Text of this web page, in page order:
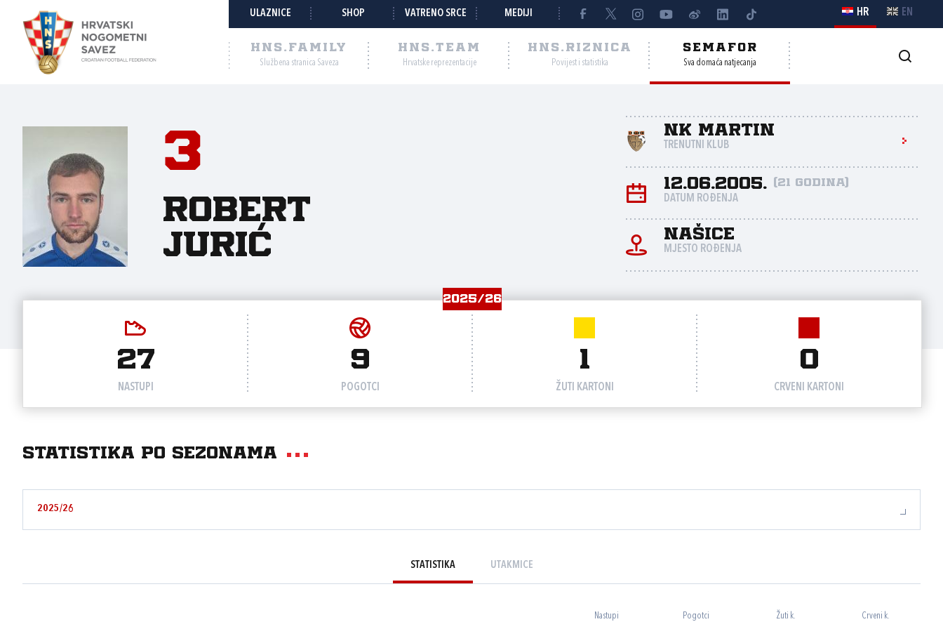
ULAZNICE SHOP VATRENO SRCE MEDIJI HR EN
HNS.FAMILY
Službena stranica Saveza
HNS.TEAM
Hrvatske reprezentacije
HNS.RIZNICA
Povijest i statistika
SEMAFOR
Sva domaća natjecanja
3
Robert
Jurić
NK Martin
TRENUTNI KLUB
12.06.2005. (21 godina)
DATUM ROĐENJA
Našice
MJESTO ROĐENJA
2025/26
27
NASTUPI
9
POGOTCI
1
ŽUTI KARTONI
0
CRVENI KARTONI
Statistika po sezonama
2025/26
STATISTIKA UTAKMICE
Nastupi Pogotci Žuti k. Crveni k.